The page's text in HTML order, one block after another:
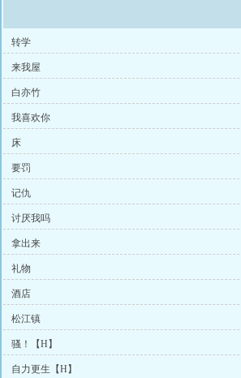
转学
来我屋
白亦竹
我喜欢你
床
要罚
记仇
讨厌我吗
拿出来
礼物
酒店
松江镇
骚！【H】
自力更生【H】